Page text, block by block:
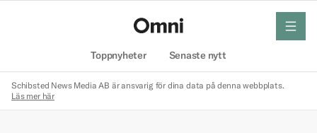
Toppnyheter Senaste nytt
meny
Schibsted News Media AB är ansvarig för dina data på denna webbplats.
Läs mer här